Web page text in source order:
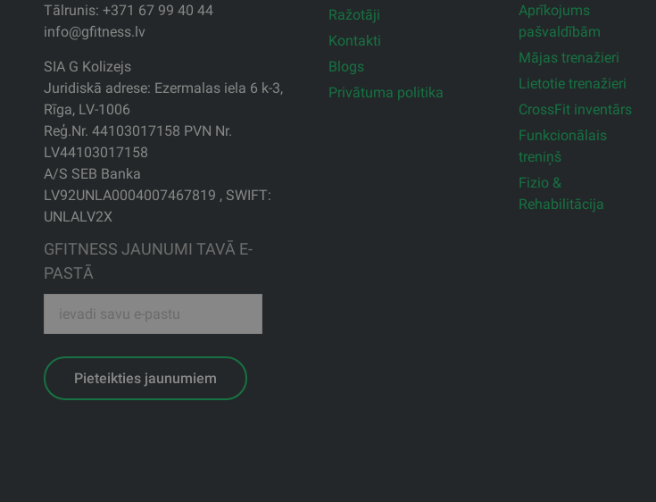
Tālrunis: +371 67 99 40 44
info@gfitness.lv
SIA G Kolizejs
Juridiskā adrese: Ezermalas iela 6 k-3,
Rīga, LV-1006
Reģ.Nr. 44103017158 PVN Nr.
LV44103017158
A/S SEB Banka
LV92UNLA0004007467819 , SWIFT:
UNLALV2X
GFITNESS JAUNUMI TAVĀ E-
PASTĀ
Pieteikties jaunumiem
Ražotāji
Kontakti
Blogs
Privātuma politika
Aprīkojums
pašvaldībām
Mājas trenažieri
Lietotie trenažieri
CrossFit inventārs
Funkcionālais
treniņš
Fizio &
Rehabilitācija